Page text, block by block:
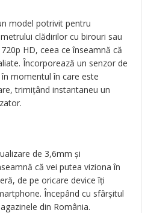
model potrivit pentru
clădirilor cu birouri sau
HD, ceea ce înseamnă că
Încorporează un senzor de
momentul în care este
trimițând instantaneu un
de 3,6mm și
că vei putea viziona în
de pe oricare device îți
Începând cu sfârșitul
din România.